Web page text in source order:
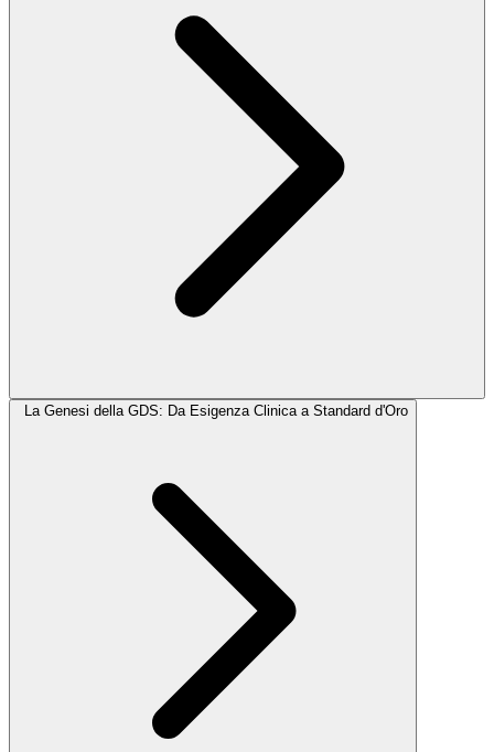
La Genesi della GDS: Da Esigenza Clinica a Standard d'Oro